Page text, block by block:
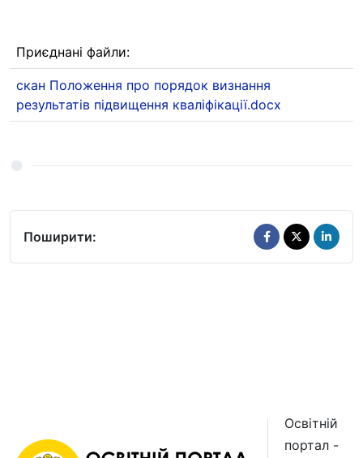
Приєднані файли:
скан Положення про порядок визнання
результатів підвищення кваліфікації.docx
Поширити:
Освітній
портал -